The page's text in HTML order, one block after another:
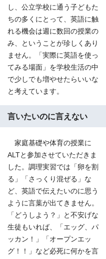
し、公立学校に通う子どもた
ちの多くにとって、英語に触
れる機会は週に数回の授業の
み、ということが珍しくあり
ません。「実際に英語を使っ
てみる場面」を学校生活の中
で少しでも増やせたらいいな
と考えています。
言いたいのに言えない
家庭基礎や体育の授業に
ALTと参加させていただきま
した。調理実習では「卵を割
る」「さっくり混ぜる」な
ど、英語で伝えたいのに思う
ように言葉が出てきません。
「どうしよう？」と不安げな
生徒もいれば、「エッグ、パ
ッカン！」「オープンエッ
グ！！」など必死に何かを言